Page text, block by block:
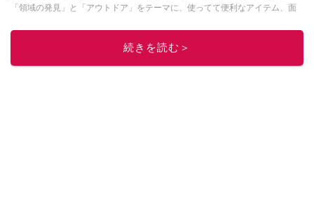
「領域の発見」と「アウトドア」をテーマに、使ってて便利なアイテム、面
・YouTubeチャンネルは
続きを読む＞